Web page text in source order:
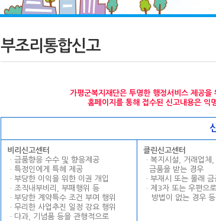
부조리통합신고
가평군복지재단은 투명한 행정서비스 제공을
홈페이지를 통해 접수된 신고내용은 익
비리신고센터
ㆍ금품향응 수수 및 향응제공
ㆍ특정인에게 특혜 제공
ㆍ부당한 이익을 위한 이권 개입
ㆍ조직내부비리, 부패행위 등
ㆍ부당한 계약특수 조건 부여 행위
ㆍ무리한 사업추진 일정 강요 행위
ㆍ다과, 기념품 등을 관행적으로
클린신고센터
ㆍ복지시설, 거래업체,
금품을 받는 경우
ㆍ부재시 또는 몰래
ㆍ제3자 또는 우편으
방법이 없는 경우 등